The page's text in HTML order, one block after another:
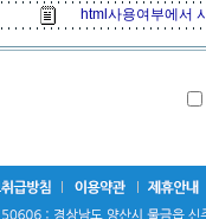
html사용여부에서